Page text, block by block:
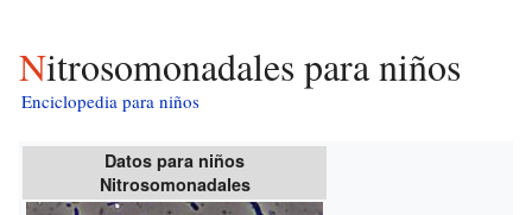
Nitrosomonadales para niños
Enciclopedia para niños
Datos para niños
Nitrosomonadales